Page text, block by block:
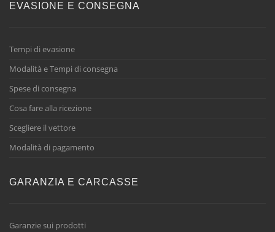
EVASIONE E CONSEGNA
Tempi di evasione
Modalità e Tempi di consegna
Spese di consegna
Cosa fare alla ricezione
Scegliere il vettore
Modalità di pagamento
GARANZIA E CARCASSE
Garanzie sui prodotti